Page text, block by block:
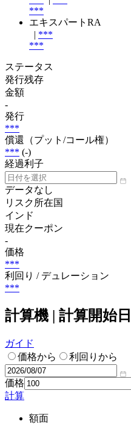
***
エキスパートRA
| ***
***
ステータス
発行残存
金額
-
発行
***
償還（プット/コール権）
*** (-)
経過利子
データなし
リスク所在国
インド
現在クーポン
-
価格
***
利回り / デュレーション
***
計算機 | 計算開始日
ガイド
価格から
利回りから
価格
計算
額面